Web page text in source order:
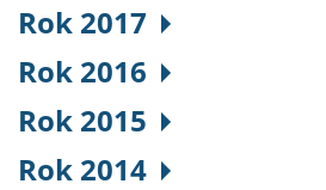
Rok 2017
Rok 2016
Rok 2015
Rok 2014